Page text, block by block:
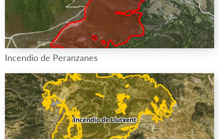
Incendio de Peranzanes